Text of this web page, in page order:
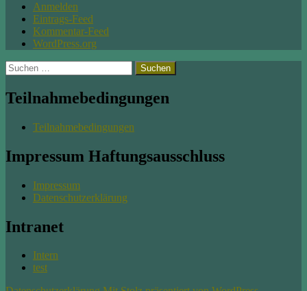
Anmelden
Eintrags-Feed
Kommentar-Feed
WordPress.org
Suchen
nach:
Teilnahmebedingungen
Teilnahmebedingungen
Impressum Haftungsausschluss
Impressum
Datenschutzerklärung
Intranet
Intern
test